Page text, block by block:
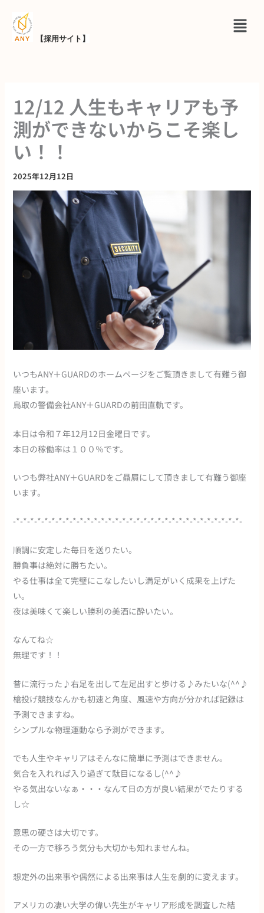
【採用サイト 】
メ
ニ
12/12 人生もキャリアも予
測ができないからこそ楽し
い！！
2025年12月12日
いつもANY＋GUARDのホームページをご覧頂きまして有難う御
座います。
鳥取の警備会社ANY＋GUARDの前田直軌です。
本日は令和７年12月12日金曜日です。
本日の稼働率は１００％です。
いつも弊社ANY＋GUARDをご贔屓にして頂きまして有難う御座
います。
-*-*-*-*-*-*-*-*-*-*-*-*-*-*-*-*-*-*-*-*-*-*-*-*-*-*-*-*-*-*-*-*-
順調に安定した毎日を送りたい。
勝負事は絶対に勝ちたい。
やる仕事は全て完璧にこなしたいし満足がいく成果を上げた
い。
夜は美味くて楽しい勝利の美酒に酔いたい。
なんてね☆
無理です！！
昔に流行った♪右足を出して左足出すと歩ける♪みたいな(^^♪
槍投げ競技なんかも初速と角度、風速や方向が分かれば記録は
予測できますね。
シンプルな物理運動なら予測ができます。
でも人生やキャリアはそんなに簡単に予測はできません。
気合を入れれば入り過ぎて駄目になるし(^^♪
やる気出ないなぁ・・・なんて日の方が良い結果がでたりする
し☆
意思の硬さは大切です。
その一方で移ろう気分も大切かも知れませんね。
想定外の出来事や偶然による出来事は人生を劇的に変えます。
アメリカの凄い大学の偉い先生がキャリア形成を調査した結